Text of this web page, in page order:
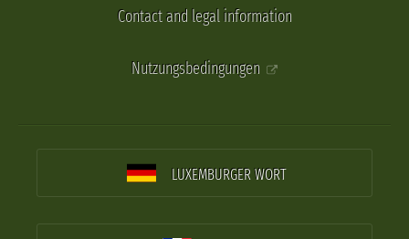
Contact and legal information
Nutzungsbedingungen
LUXEMBURGER WORT